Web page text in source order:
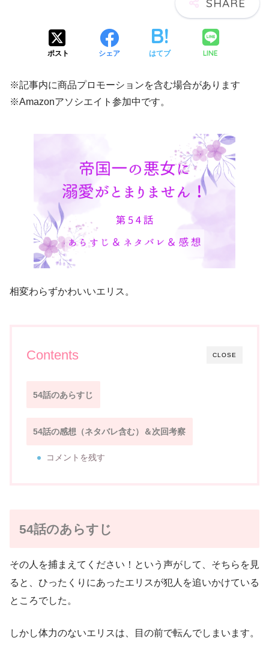
ポスト シェア はてブ LINE
※記事内に商品プロモーションを含む場合があります
※Amazonアソシエイト参加中です。
相変わらずかわいいエリス。
CLOSE
Contents
54話のあらすじ
54話の感想（ネタバレ含む）＆次回考察
コメントを残す
54話のあらすじ
その人を捕まえてください！という声がして、そちらを見
ると、ひったくりにあったエリスが犯人を追いかけている
ところでした。
しかし体力のないエリスは、目の前で転んでしまいます。